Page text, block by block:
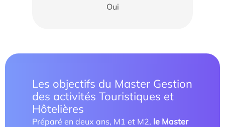
Étude/Stage
Comment candidater ?
Oui
Les objectifs du Master Gestion
des activités Touristiques et
Hôtelières
Préparé en deux ans, M1 et M2, le Master